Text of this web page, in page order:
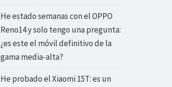
He estado semanas con el OPPO
Reno14 y solo tengo una pregunta:
¿es este el móvil definitivo de la
gama media-alta?
He probado el Xiaomi 15T: es un